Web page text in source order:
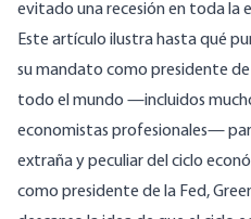
evitado una recesión en toda la
Este artículo ilustra hasta qué
su mandato como presidente de
todo el mundo —incluidos
economistas profesionales—
extraña y peculiar del ciclo
como presidente de la Fed,